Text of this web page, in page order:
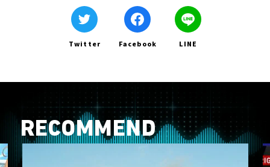
Twitter Facebook LINE
RECOMMEND